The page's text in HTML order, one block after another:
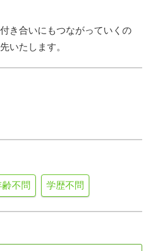
き合いにもつながっていくの
いたします。
齢不問 学歴不問